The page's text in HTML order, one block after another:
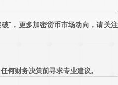
“，更多加密货币市场动向，请关注
何财务决策前寻求专业建议。